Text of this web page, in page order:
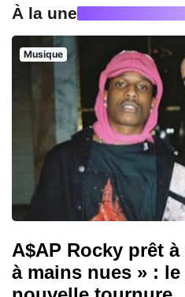
À la une
Musique
A$AP Rocky prêt
à mains nues » :